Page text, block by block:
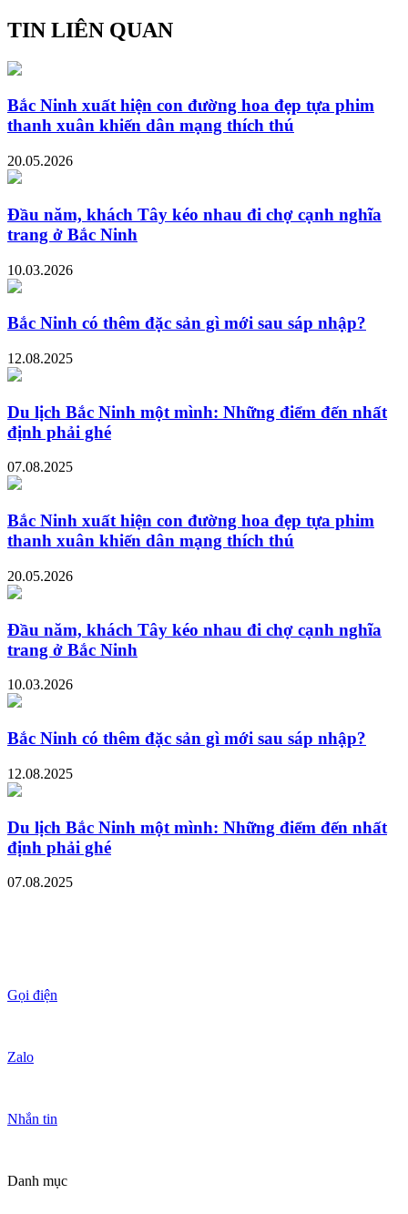
TIN LIÊN QUAN
Bắc Ninh xuất hiện con đường hoa đẹp tựa phim
thanh xuân khiến dân mạng thích thú
20.05.2026
Đầu năm, khách Tây kéo nhau đi chợ cạnh nghĩa
trang ở Bắc Ninh
10.03.2026
Bắc Ninh có thêm đặc sản gì mới sau sáp nhập?
12.08.2025
Du lịch Bắc Ninh một mình: Những điểm đến nhất
định phải ghé
07.08.2025
Bắc Ninh xuất hiện con đường hoa đẹp tựa phim
thanh xuân khiến dân mạng thích thú
20.05.2026
Đầu năm, khách Tây kéo nhau đi chợ cạnh nghĩa
trang ở Bắc Ninh
10.03.2026
Bắc Ninh có thêm đặc sản gì mới sau sáp nhập?
12.08.2025
Du lịch Bắc Ninh một mình: Những điểm đến nhất
định phải ghé
07.08.2025
Gọi điện
Zalo
Nhắn tin
Danh mục